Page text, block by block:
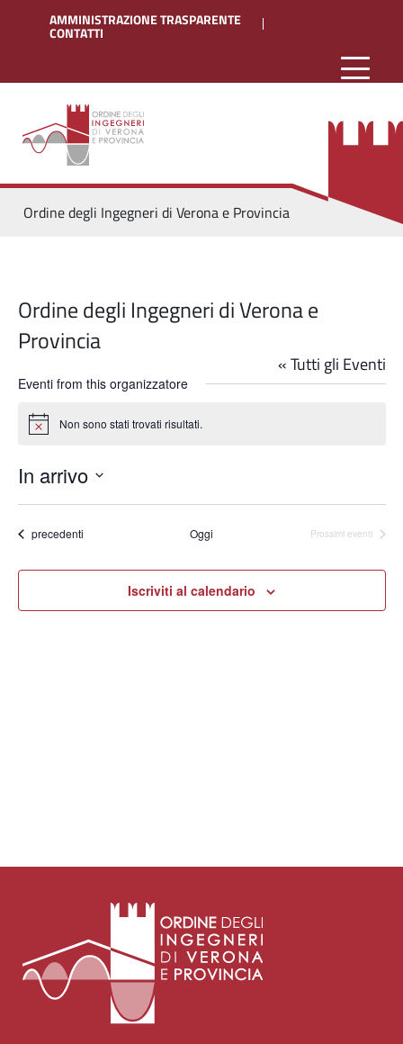
AMMINISTRAZIONE TRASPARENTE
CONTATTI
Ordine degli Ingegneri di Verona e Provincia
Ordine degli Ingegneri di Verona e
Provincia
« Tutti gli Eventi
Eventi from this organizzatore
Notice Non sono stati trovati risultati.
In arrivo
data.
Eventi
precedenti Oggi Prossimi eventi
Iscriviti al calendario